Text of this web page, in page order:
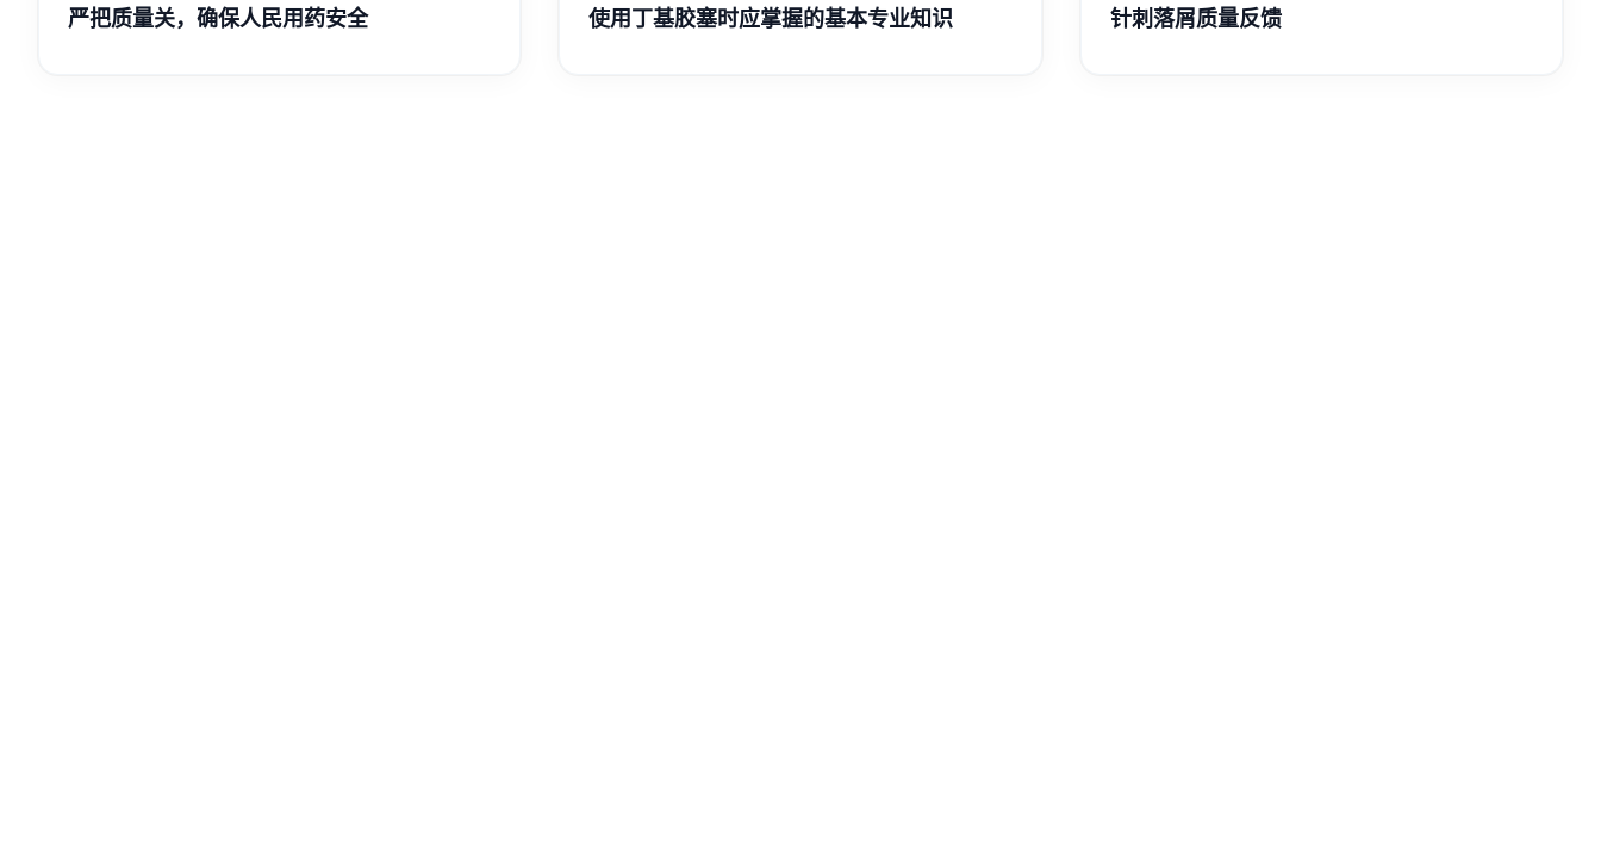
严把质量关，确保人民用药安全 使用丁基胶塞时应掌握的基本专业知识 针刺落屑质量反馈